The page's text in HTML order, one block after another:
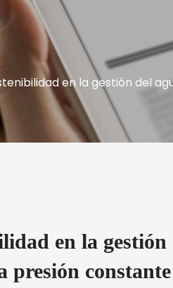
en la gestión del
en la
presión